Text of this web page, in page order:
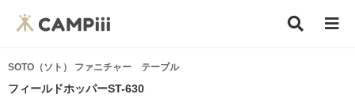
SOTO（ソト） ファニチャー テーブル
フィールドホッパーST-630